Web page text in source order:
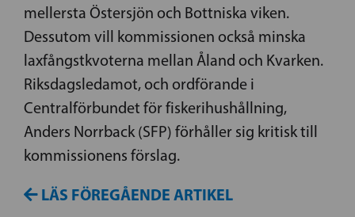
mellersta Östersjön och Bottniska viken.
Dessutom vill kommissionen också minska
laxfångstkvoterna mellan Åland och Kvarken.
Riksdagsledamot, och ordförande i
Centralförbundet för fiskerihushållning,
Anders Norrback (SFP) förhåller sig kritisk till
kommissionens förslag.
LÄS FÖREGÅENDE ARTIKEL